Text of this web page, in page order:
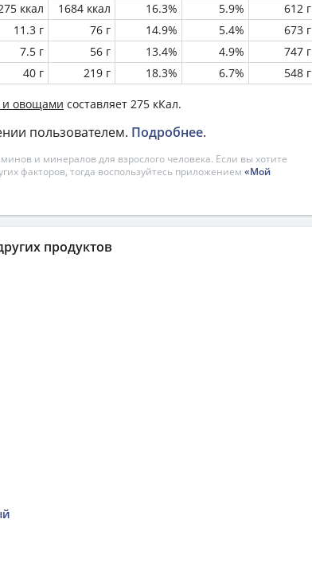
ккал 1684 ккал 16.3% 5.9%
612 г
11.3 г 76 г 14.9% 5.4%
673 г
7.5 г 56 г 13.4% 4.9%
747 г
40 г 219 г 18.3% 6.7% 548 г
и овощами составляет 275 кКал.
пользователем. Подробнее.
и минералов для взрослого человека. Если вы хотите
факторов, тогда воспользуйтесь приложением «Мой
продуктов